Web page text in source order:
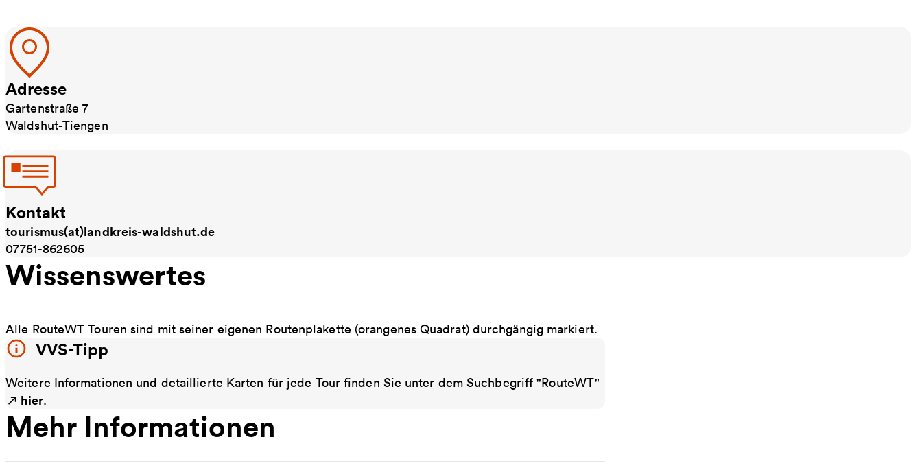
Adresse
Gartenstraße 7
Waldshut-Tiengen
Kontakt
tourismus(at)landkreis-waldshut.de
07751-862605
Wissenswertes
Alle RouteWT Touren sind mit seiner eigenen Routenplakette (orangenes Quadrat) durchgängig markiert.
VVS-Tipp
Weitere Informationen und detaillierte Karten für jede Tour finden Sie unter dem Suchbegriff "RouteWT"
hier.
Mehr Informationen